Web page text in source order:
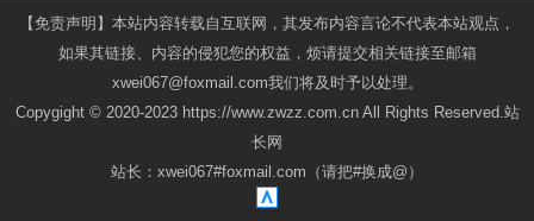
【免责声明】本站内容转载自互联网，其发布内容言论不代表本站观点，
如果其链接、内容的侵犯您的权益，烦请提交相关链接至邮箱
xwei067@foxmail.com我们将及时予以处理。
Copygight © 2020-2023 https://www.zwzz.com.cn All Rights Reserved.站
长网
站长：xwei067#foxmail.com（请把#换成@）